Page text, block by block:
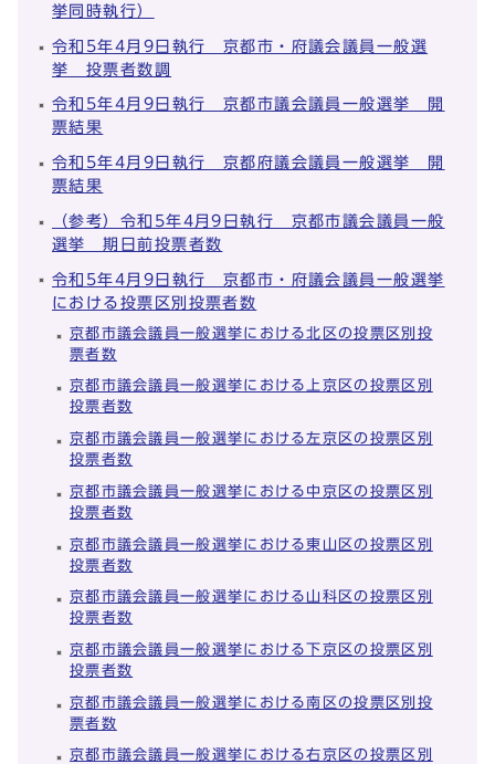
挙同時執行）
令和5年4月9日執行 京都市・府議会議員一般選
挙 投票者数調
令和5年4月9日執行 京都市議会議員一般選挙 開
票結果
令和5年4月9日執行 京都府議会議員一般選挙 開
票結果
（参考）令和5年4月9日執行 京都市議会議員一般
選挙 期日前投票者数
令和5年4月9日執行 京都市・府議会議員一般選挙
における投票区別投票者数
京都市議会議員一般選挙における北区の投票区別投
票者数
京都市議会議員一般選挙における上京区の投票区別
投票者数
京都市議会議員一般選挙における左京区の投票区別
投票者数
京都市議会議員一般選挙における中京区の投票区別
投票者数
京都市議会議員一般選挙における東山区の投票区別
投票者数
京都市議会議員一般選挙における山科区の投票区別
投票者数
京都市議会議員一般選挙における下京区の投票区別
投票者数
京都市議会議員一般選挙における南区の投票区別投
票者数
京都市議会議員一般選挙における右京区の投票区別